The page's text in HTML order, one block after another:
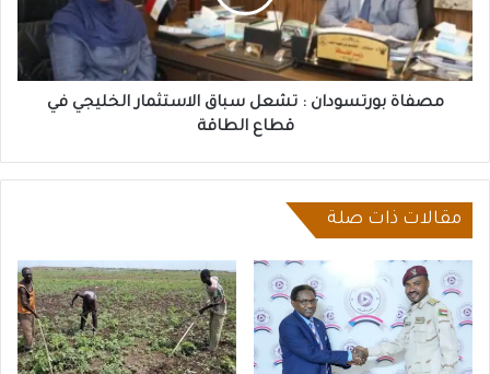
الاستثمار
الخليجي
في
قطاع
الطاقةمصفاة بورتسودان : تشعل سباق الاستثمار الخليجي في
قطاع الطاقة
مقالات ذات صلة